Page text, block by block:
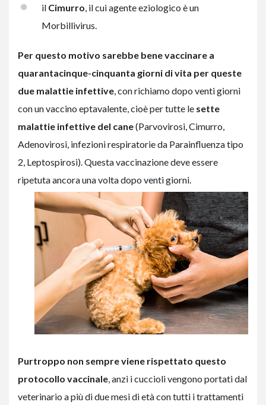
il Cimurro, il cui agente eziologico è un
Morbillivirus.
Per questo motivo sarebbe bene vaccinare a
quarantacinque-cinquanta giorni di vita per queste
due malattie infettive, con richiamo dopo venti giorni
con un vaccino eptavalente, cioè per tutte le sette
malattie infettive del cane(Parvovirosi, Cimurro,
Adenovirosi, infezioni respiratorie da Parainfluenza tipo
2, Leptospirosi). Questa vaccinazione deve essere
ripetuta ancora una volta dopo venti giorni.
Purtroppo non sempre viene rispettato questo
protocollo vaccinale, anzi i cuccioli vengono portati dal
veterinario a più di due mesi di età con tutti i trattamenti